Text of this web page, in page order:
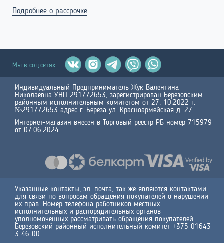
Подробнее о рассрочке
Мы в соц.сетях:
Индивидуальный Предприниматель Жук Валентина
Николаевна УНП 291772653, зарегистрирован Березовским
районным исполнительным комитетом от 27. 10.2022 г.
№291772653 адрес г. Береза ул. Красноармейская д. 27.
Интернет-магазин внесен в Торговый реестр РБ номер 715979
от 07.06.2024
Указанные контакты, эл. почта, так же являются контактами
для связи по вопросам обращения покупателей о нарушении
их прав. Номер телефона работников местных
исполнительных и распорядительных органов
уполномоченных рассматривать обращения покупателей:
Березовский районный исполнительный комитет +375 01643
3 46 00